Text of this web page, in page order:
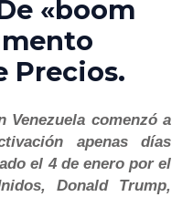
«boom
Precios.
comenzó a
apenas días
el 4 de enero por el
Donald Trump,